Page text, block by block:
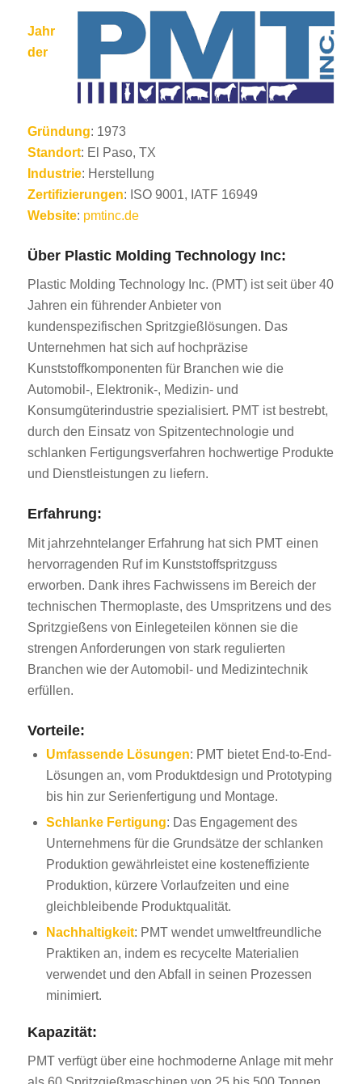
Jahr
der
Gründung: 1973
Standort: El Paso, TX
Industrie: Herstellung
Zertifizierungen: ISO 9001, IATF 16949
Website: pmtinc.de
Über Plastic Molding Technology Inc:
Plastic Molding Technology Inc. (PMT) ist seit über 40
Jahren ein führender Anbieter von
kundenspezifischen Spritzgießlösungen. Das
Unternehmen hat sich auf hochpräzise
Kunststoffkomponenten für Branchen wie die
Automobil-, Elektronik-, Medizin- und
Konsumgüterindustrie spezialisiert. PMT ist bestrebt,
durch den Einsatz von Spitzentechnologie und
schlanken Fertigungsverfahren hochwertige Produkte
und Dienstleistungen zu liefern.
Erfahrung:
Mit jahrzehntelanger Erfahrung hat sich PMT einen
hervorragenden Ruf im Kunststoffspritzguss
erworben. Dank ihres Fachwissens im Bereich der
technischen Thermoplaste, des Umspritzens und des
Spritzgießens von Einlegeteilen können sie die
strengen Anforderungen von stark regulierten
Branchen wie der Automobil- und Medizintechnik
erfüllen.
Vorteile:
Umfassende Lösungen: PMT bietet End-to-End-
Lösungen an, vom Produktdesign und Prototyping
bis hin zur Serienfertigung und Montage.
Schlanke Fertigung: Das Engagement des
Unternehmens für die Grundsätze der schlanken
Produktion gewährleistet eine kosteneffiziente
Produktion, kürzere Vorlaufzeiten und eine
gleichbleibende Produktqualität.
Nachhaltigkeit: PMT wendet umweltfreundliche
Praktiken an, indem es recycelte Materialien
verwendet und den Abfall in seinen Prozessen
minimiert.
Kapazität:
PMT verfügt über eine hochmoderne Anlage mit mehr